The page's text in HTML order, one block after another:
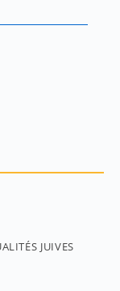
JUIVES